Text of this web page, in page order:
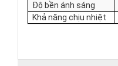
Độ bền ánh sáng
Khả năng chịu nhiệt